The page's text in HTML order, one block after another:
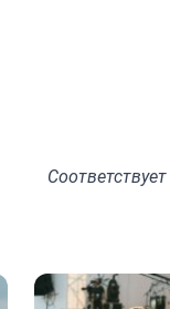
Соответствует